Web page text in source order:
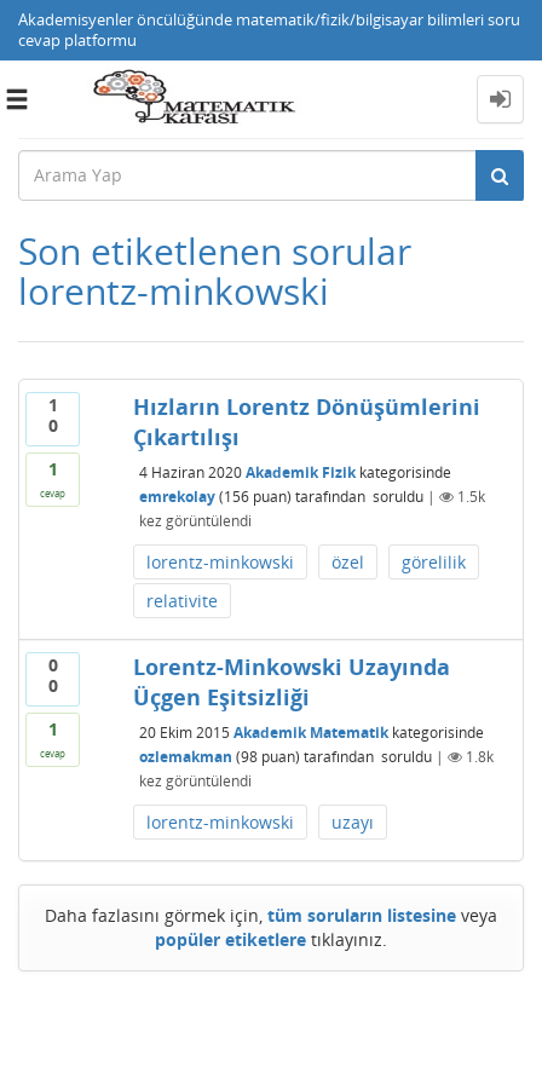
Akademisyenler öncülüğünde matematik/fizik/bilgisayar bilimleri soru
cevap platformu
Toggle
Son etiketlenen sorular
lorentz-minkowski
1
0
1
cevap
Hızların Lorentz Dönüşümlerini
Çıkartılışı
4 Haziran 2020 Akademik Fizikkategorisinde
emrekolay (156puan) tarafından soruldu |
1.5k
kez görüntülendi
lorentz-minkowski özel
görelilik
relativite
0
0
1
cevap
Lorentz-Minkowski Uzayında
Üçgen Eşitsizliği
20 Ekim 2015 Akademik Matematikkategorisinde
ozlemakman (98puan) tarafından soruldu |
1.8k
kez görüntülendi
lorentz-minkowski uzayı
Daha fazlasını görmek için, tüm soruların listesine veya
popüler etiketlere tıklayınız.